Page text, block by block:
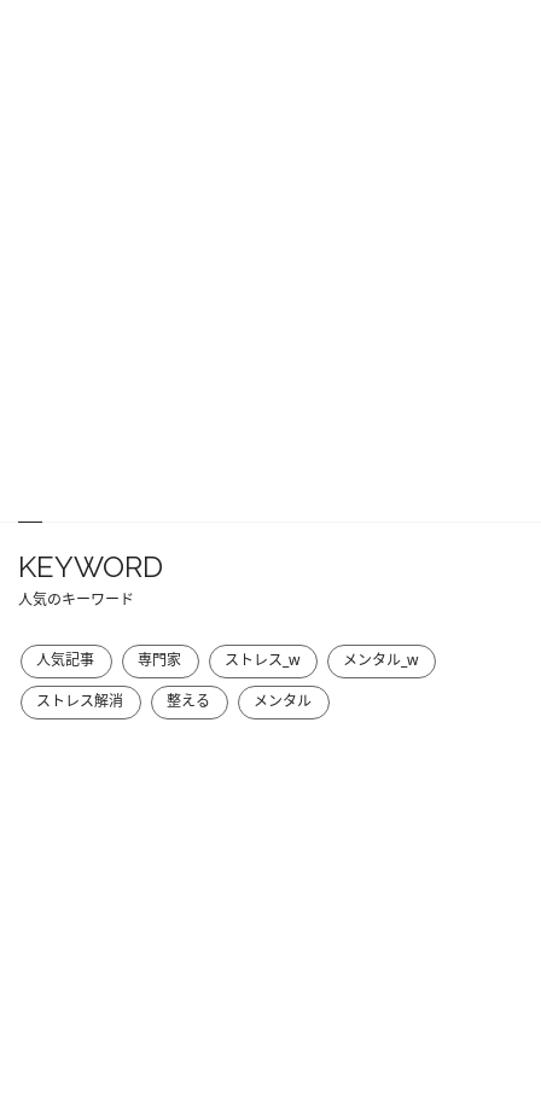
KEYWORD
人気のキーワード
人気記事 専門家 ストレス_w
メンタル_w
ストレス解消
整える メンタル